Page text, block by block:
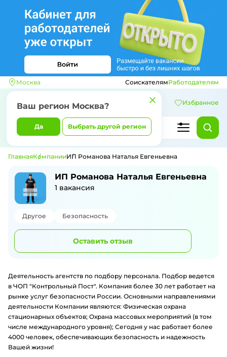
Москва
Ваш регион Москва?
Да Выбрать другой регион
СоискателямРаботодателям
Избранное
ГлавнаяКомпанииИП Романова Наталья Евгеньевна
ИП Романова Наталья Евгеньевна
1 вакансия
Другое Безопасность
Оставить отзыв
Деятельность агентств по подбору персонала. Подбор ведется
в ЧОП "Контрольный Пост". Компания более 30 лет работает на
рынке услуг безопасности России. Основными направлениями
деятельности Компании являются: Физическая охрана
стационарных объектов; Охрана массовых мероприятий (в том
числе международного уровня); Сегодня у нас работает более
4000 человек, обеспечивающих безопасность и надежность
Вашей жизни!